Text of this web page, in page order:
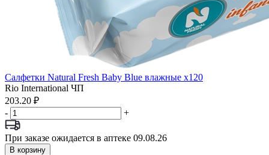
Cалфетки Natural Fresh Baby Blue влажные x120
Rio International ЧП
203.20 ₽
-
+
При заказе ожидается в аптеке 09.08.26
В корзину